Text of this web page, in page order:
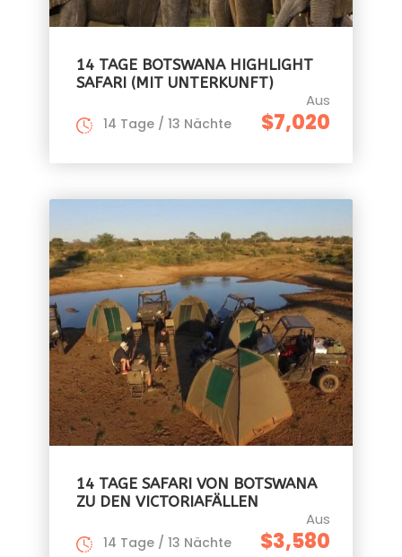
14 TAGE BOTSWANA HIGHLIGHT
SAFARI (MIT UNTERKUNFT)
Aus
$7,020
14 Tage / 13 Nächte
14 TAGE SAFARI VON BOTSWANA
ZU DEN VICTORIAFÄLLEN
Aus
$3,580
14 Tage / 13 Nächte